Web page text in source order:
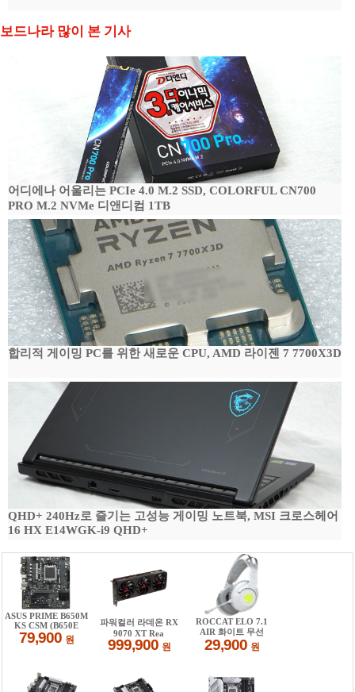
보드나라 많이 본 기사
어디에나 어울리는 PCIe 4.0 M.2 SSD, COLORFUL CN700
PRO M.2 NVMe 디앤디컴 1TB
합리적 게이밍 PC를 위한 새로운 CPU, AMD 라이젠 7 7700X3D
QHD+ 240Hz로 즐기는 고성능 게이밍 노트북, MSI 크로스헤어
16 HX E14WGK-i9 QHD+